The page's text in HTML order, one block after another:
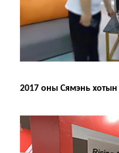
2017 оны Сямэнь хотын